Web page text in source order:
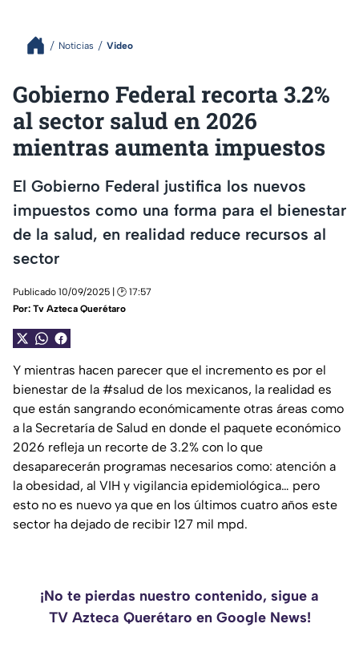
Noticias Video
Gobierno Federal recorta 3.2%
al sector salud en 2026
mientras aumenta impuestos
El Gobierno Federal justifica los nuevos
impuestos como una forma para el bienestar
de la salud, en realidad reduce recursos al
sector
Publicado 10/09/2025 | 🕑 17:57
Por: Tv Azteca Querétaro
Y mientras hacen parecer que el incremento es por el
bienestar de la #salud de los mexicanos, la realidad es
que están sangrando económicamente otras áreas como
a la Secretaría de Salud en donde el paquete económico
2026 refleja un recorte de 3.2% con lo que
desaparecerán programas necesarios como: atención a
la obesidad, al VIH y vigilancia epidemiológica… pero
esto no es nuevo ya que en los últimos cuatro años este
sector ha dejado de recibir 127 mil mpd.
¡No te pierdas nuestro contenido, sigue a
TV Azteca Querétaro en Google News!